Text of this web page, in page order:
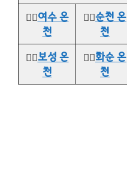
👉🏻여수 온
천
👉🏻순천 온
천
👉🏻보성 온
천
👉🏻화순 온
천